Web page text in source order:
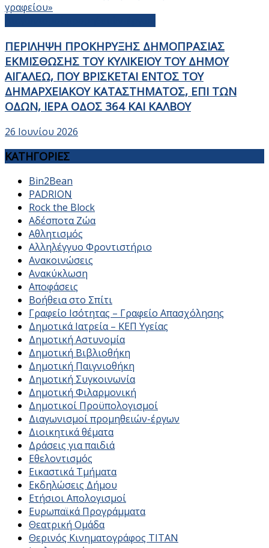
ΠΕΡΙΛΗΨΗ ΠΡΟΚΗΡΥΞΗΣ ΔΗΜΟΠΡΑΣΙΑΣ
ΕΚΜΙΣΘΩΣΗΣ ΤΟΥ ΚΥΛΙΚΕΙΟΥ ΤΟΥ ΔΗΜΟΥ
ΑΙΓΑΛΕΩ, ΠΟΥ ΒΡΙΣΚΕΤΑΙ ΕΝΤΟΣ ΤΟΥ
ΔΗΜΑΡΧEΙΑΚΟΥ ΚΑΤΑΣΤΗΜΑΤΟΣ, ΕΠΙ ΤΩΝ
ΟΔΩΝ, ΙΕΡΑ ΟΔΟΣ 364 ΚΑΙ ΚΑΛΒΟΥ
26 Ιουνίου 2026
ΚΑΤΗΓΟΡΙΕΣ
Bin2Bean
PADRION
Rock the Block
Αδέσποτα Ζώα
Αθλητισμός
Αλληλέγγυο Φροντιστήριο
Ανακοινώσεις
Ανακύκλωση
Αποφάσεις
Βοήθεια στο Σπίτι
Γραφείο Ισότητας – Γραφείο Απασχόλησης
Δημοτικά Ιατρεία – ΚΕΠ Υγείας
Δημοτική Αστυνομία
Δημοτική Βιβλιοθήκη
Δημοτική Παιγνιοθήκη
Δημοτική Συγκοινωνία
Δημοτική Φιλαρμονική
Δημοτικοί Προϋπολογισμοί
Διαγωνισμοί προμηθειών-έργων
Διοικητικά θέματα
Δράσεις για παιδιά
Εθελοντισμός
Εικαστικά Τμήματα
Εκδηλώσεις Δήμου
Ετήσιοι Απολογισμοί
Ευρωπαϊκά Προγράμματα
Θεατρική Ομάδα
Θερινός Κινηματογράφος ΤΙΤΑΝ